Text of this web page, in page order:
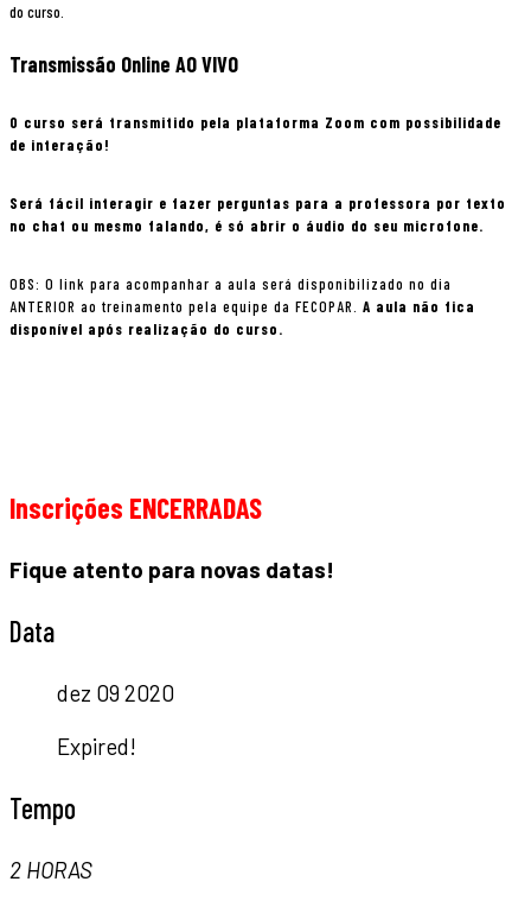
do curso.
Transmissão Online AO VIVO
O curso será transmitido pela plataforma Zoom com possibilidade
de interação!
Será fácil interagir e fazer perguntas para a professora por texto
no chat ou mesmo falando, é só abrir o áudio do seu microfone.
OBS: O link para acompanhar a aula será disponibilizado no dia
ANTERIOR ao treinamento pela equipe da FECOPAR. A aula não fica
disponível após realização do curso.
Inscrições ENCERRADAS
Fique atento para novas datas!
Data
dez 09 2020
Expired!
Tempo
2 HORAS